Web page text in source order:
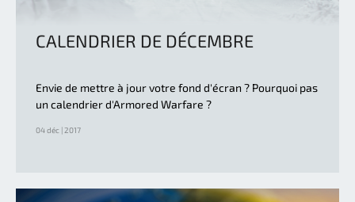
CALENDRIER DE DÉCEMBRE
Envie de mettre à jour votre fond d'écran ? Pourquoi pas
un calendrier d'Armored Warfare ?
04 déc | 2017